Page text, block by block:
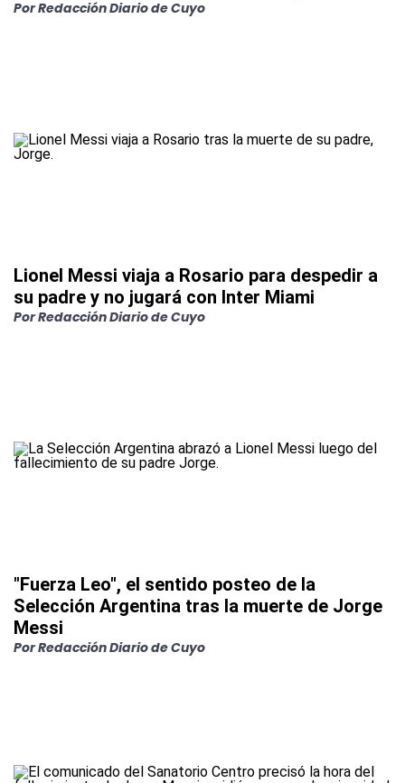
PorRedacción Diario de Cuyo
Lionel Messi viaja a Rosario para despedir a
su padre y no jugará con Inter Miami
PorRedacción Diario de Cuyo
"Fuerza Leo", el sentido posteo de la
Selección Argentina tras la muerte de Jorge
Messi
PorRedacción Diario de Cuyo